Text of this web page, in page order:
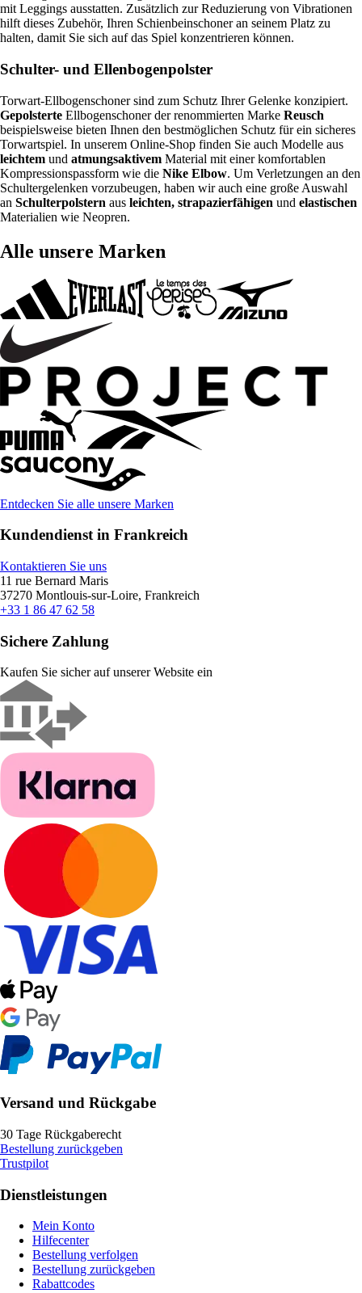
mit Leggings ausstatten. Zusätzlich zur Reduzierung von Vibrationen
hilft dieses Zubehör, Ihren Schienbeinschoner an seinem Platz zu
halten, damit Sie sich auf das Spiel konzentrieren können.
Schulter- und Ellenbogenpolster
Torwart-Ellbogenschoner sind zum Schutz Ihrer Gelenke konzipiert.
Gepolsterte Ellbogenschoner der renommierten Marke Reusch
beispielsweise bieten Ihnen den bestmöglichen Schutz für ein sicheres
Torwartspiel. In unserem Online-Shop finden Sie auch Modelle aus
leichtem und atmungsaktivem Material mit einer komfortablen
Kompressionspassform wie die Nike Elbow. Um Verletzungen an den
Schultergelenken vorzubeugen, haben wir auch eine große Auswahl
an Schulterpolstern aus leichten, strapazierfähigen und elastischen
Materialien wie Neopren.
Alle unsere Marken
Entdecken Sie alle unsere Marken
Kundendienst in Frankreich
Kontaktieren Sie uns
11 rue Bernard Maris
37270 Montlouis-sur-Loire, Frankreich
+33 1 86 47 62 58
Sichere Zahlung
Kaufen Sie sicher auf unserer Website ein
Versand und Rückgabe
30 Tage Rückgaberecht
Bestellung zurückgeben
Trustpilot
Dienstleistungen
Mein Konto
Hilfecenter
Bestellung verfolgen
Bestellung zurückgeben
Rabattcodes